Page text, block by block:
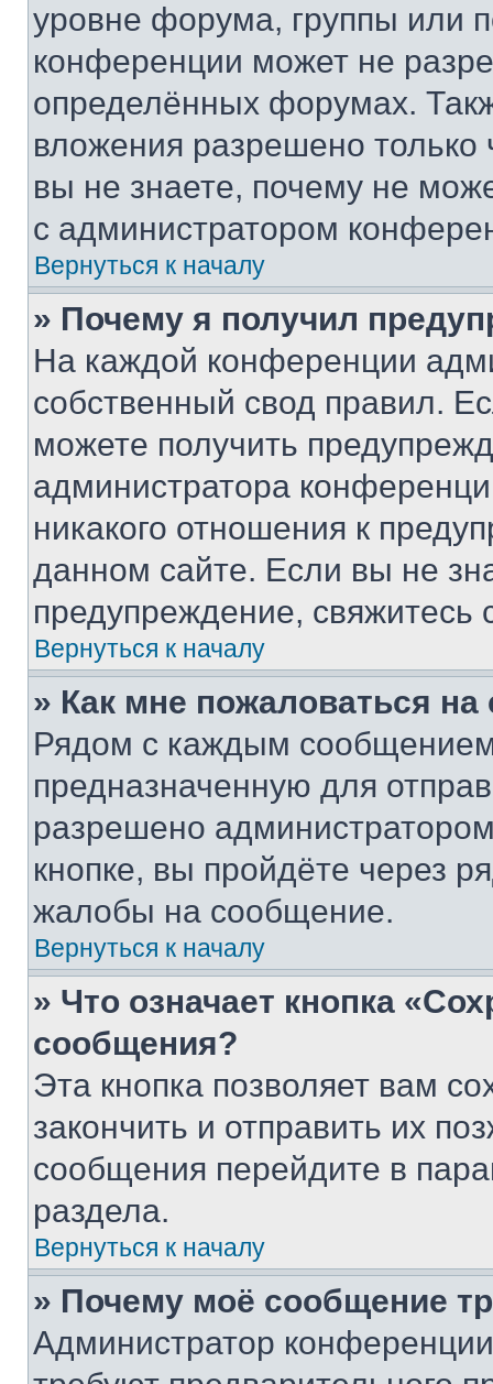
уровне форума, группы или
конференции может не
определённых форумах.
вложения разрешено
вы не знаете, почему не
с администратором
Вернуться к началу
» Почему я получил
На каждой конференции
собственный свод правил.
можете получить
администратора
никакого отношения к
данном сайте. Если вы не
предупреждение,
Вернуться к началу
» Как мне пожаловаться
Рядом с каждым сообщением
предназначенную для
разрешено
кнопке, вы пройдёте через
жалобы на сообщение.
Вернуться к началу
» Что означает кнопка
сообщения?
Эта кнопка позволяет вам
закончить и отправить их
сообщения перейдите в
раздела.
Вернуться к началу
» Почему моё сообщение
Администратор